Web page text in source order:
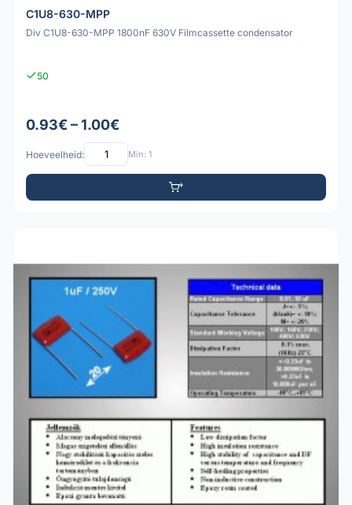
C1U8-630-MPP
Div C1U8-630-MPP 1800nF 630V Filmcassette condensator
50
0.93€ – 1.00€
Hoeveelheid: Min: 1